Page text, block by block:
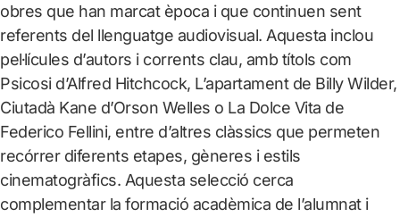
obres que han marcat època i que continuen sent
referents del llenguatge audiovisual. Aquesta inclou
pel·lícules d’autors i corrents clau, amb títols com
Psicosi d’Alfred Hitchcock, L’apartament de Billy Wilder,
Ciutadà Kane d’Orson Welles o La Dolce Vita de
Federico Fellini, entre d’altres clàssics que permeten
recórrer diferents etapes, gèneres i estils
cinematogràfics. Aquesta selecció cerca
complementar la formació acadèmica de l’alumnat i